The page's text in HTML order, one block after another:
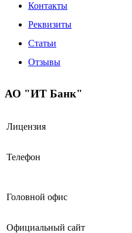
Контакты
Реквизиты
Статьи
Отзывы
АО "ИТ Банк"
Лицензия
Телефон
Головной офис
Официальный сайт